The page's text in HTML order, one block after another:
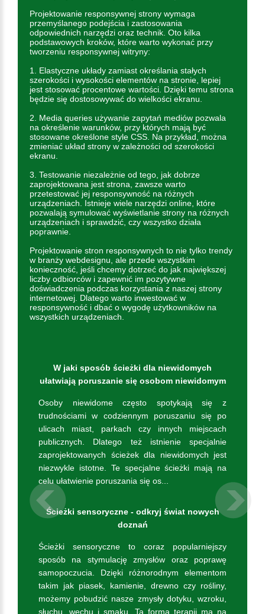
Projektowanie responsywnej strony wymaga
przemyślanego podejścia i zastosowania
odpowiednich narzędzi oraz technik. Oto kilka
podstawowych kroków, które warto wykonać przy
tworzeniu responsywnej witryny:
1. Elastyczne układy zamiast określania stałych
szerokości i wysokości elementów na stronie, lepiej
jest stosować procentowe wartości. Dzięki temu strona
będzie się dostosowywać do wielkości ekranu.
2. Media queries używanie zapytań mediów pozwala
na określenie warunków, przy których mają być
stosowane określone style CSS. Na przykład, można
zmieniać układ strony w zależności od szerokości
ekranu.
3. Testowanie niezależnie od tego, jak dobrze
zaprojektowana jest strona, zawsze warto
przetestować jej responsywność na różnych
urządzeniach. Istnieje wiele narzędzi online, które
pozwalają symulować wyświetlanie strony na różnych
urządzeniach i sprawdzić, czy wszystko działa
poprawnie.
Projektowanie stron responsywnych to nie tylko trendy
w branży webdesignu, ale przede wszystkim
konieczność, jeśli chcemy dotrzeć do jak największej
liczby odbiorców i zapewnić im pozytywne
doświadczenia podczas korzystania z naszej strony
internetowej. Dlatego warto inwestować w
responsywność i dbać o wygodę użytkowników na
wszystkich urządzeniach.
W jaki sposób ścieżki dla niewidomych
ułatwiają poruszanie się osobom niewidomym
Osoby niewidome często spotykają się z
trudnościami w codziennym poruszaniu się po
ulicach miast, parkach czy innych miejscach
publicznych. Dlatego też istnienie specjalnie
zaprojektowanych ścieżek dla niewidomych jest
niezwykle istotne. Te specjalne ścieżki mają na
celu ułatwienie poruszania się os...
Ścieżki sensoryczne - odkryj świat nowych
doznań
Ścieżki sensoryczne to coraz popularniejszy
sposób na stymulację zmysłów oraz poprawę
samopoczucia. Dzięki różnorodnym elementom
takim jak piasek, kamienie, drewno czy rośliny,
możemy pobudzić nasze zmysły dotyku, wzroku,
słuchu, węchu i smaku. Ta forma terapii ma na
Previous